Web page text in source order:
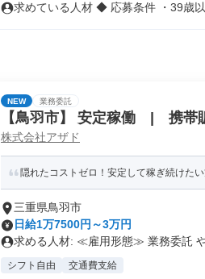
求めている人材 ◆ 応募条件 ・39歳
NEW 業務委託
【鳥羽市】 安定稼働 | 携帯
月)
株式会社アザド
隠れたコストゼロ！安定して稼ぎ続けた
三重県鳥羽市
日給1万7500円～3万円
求める人材: ≪雇用形態≫ 業務委託
シフト自由 交通費支給